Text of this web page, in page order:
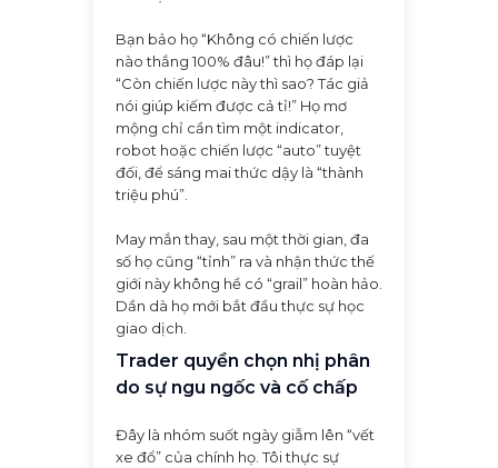
Bạn bảo họ “Không có chiến lược
nào thắng 100% đâu!” thì họ đáp lại
“Còn chiến lược này thì sao? Tác giả
nói giúp kiếm được cả tỉ!” Họ mơ
mộng chỉ cần tìm một indicator,
robot hoặc chiến lược “auto” tuyệt
đối, để sáng mai thức dậy là “thành
triệu phú”.
May mắn thay, sau một thời gian, đa
số họ cũng “tỉnh” ra và nhận thức thế
giới này không hề có “grail” hoàn hảo.
Dần dà họ mới bắt đầu thực sự học
giao dịch.
Trader quyền chọn nhị phân
do sự ngu ngốc và cố chấp
Đây là nhóm suốt ngày giẫm lên “vết
xe đổ” của chính họ. Tôi thực sự